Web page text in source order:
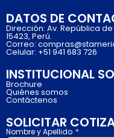
DATOS DE
Dirección: Av. República
15423, Perú.
Correo:
Celular: +51 941 683 726
INSTITUCIONAL
Brochure
Quiénes somos
Contáctenos
SOLICITAR
Nombre y Apellido